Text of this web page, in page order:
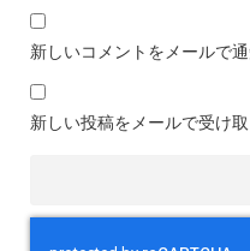
新しいコメントをメールで
新しい投稿をメールで受け取